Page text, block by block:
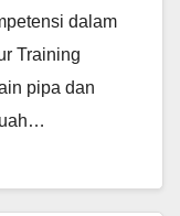
dalam
Training
pipa dan